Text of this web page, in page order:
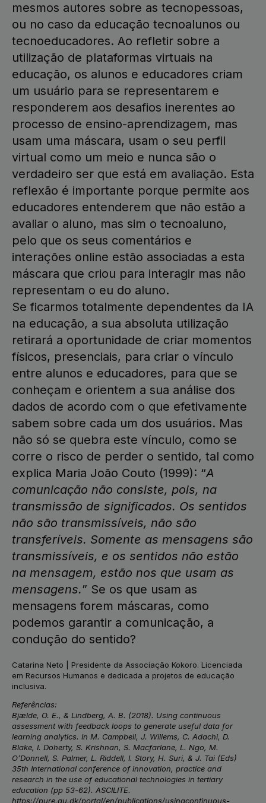
mesmos autores sobre as tecnopessoas,
ou no caso da educação tecnoalunos ou
tecnoeducadores. Ao refletir sobre a
utilização de plataformas virtuais na
educação, os alunos e educadores criam
um usuário para se representarem e
responderem aos desafios inerentes ao
processo de ensino-aprendizagem, mas
usam uma máscara, usam o seu perfil
virtual como um meio e nunca são o
verdadeiro ser que está em avaliação. Esta
reflexão é importante porque permite aos
educadores entenderem que não estão a
avaliar o aluno, mas sim o tecnoaluno,
pelo que os seus comentários e
interações online estão associadas a esta
máscara que criou para interagir mas não
representam o eu do aluno.
Se ficarmos totalmente dependentes da IA
na educação, a sua absoluta utilização
retirará a oportunidade de criar momentos
físicos, presenciais, para criar o vínculo
entre alunos e educadores, para que se
conheçam e orientem a sua análise dos
dados de acordo com o que efetivamente
sabem sobre cada um dos usuários. Mas
não só se quebra este vínculo, como se
corre o risco de perder o sentido, tal como
explica Maria João Couto (1999): “A
comunicação não consiste, pois, na
transmissão de significados. Os sentidos
não são transmissíveis, não são
transferíveis. Somente as mensagens são
transmissíveis, e os sentidos não estão
na mensagem, estão nos que usam as
mensagens.” Se os que usam as
mensagens forem máscaras, como
podemos garantir a comunicação, a
condução do sentido?
Catarina Neto | Presidente da Associação Kokoro. Licenciada
em Recursos Humanos e dedicada a projetos de educação
inclusiva.
Referências:
Bjælde, O. E., & Lindberg, A. B. (2018). Using continuous
assessment with feedback loops to generate useful data for
learning analytics. In M. Campbell, J. Willems, C. Adachi, D.
Blake, I. Doherty, S. Krishnan, S. Macfarlane, L. Ngo, M.
O’Donnell, S. Palmer, L. Riddell, I. Story, H. Suri, & J. Tai (Eds)
35th International conference of innovation, practice and
research in the use of educational technologies in tertiary
education (pp 53-62). ASCILITE.
https://pure.au.dk/portal/en/publications/usingcontinuous-